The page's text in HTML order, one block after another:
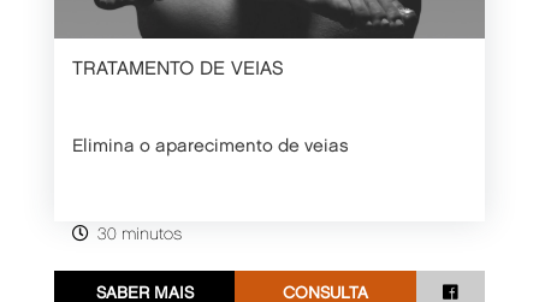
TRATAMENTO DE VEIAS
Elimina o aparecimento de veias
30 minutos
SABER MAIS CONSULTA